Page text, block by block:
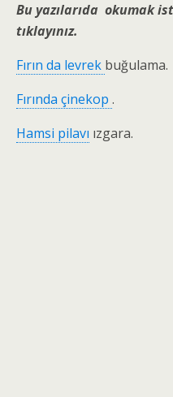
Bu yazılarıda okumak
tıklayınız.
Fırın da levrek buğulama.
Fırında çinekop .
Hamsi pilavı ızgara.